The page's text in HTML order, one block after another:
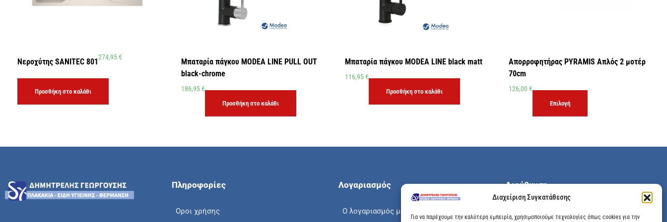
Διαχείριση Συγκατάθεσης
Για να παρέχουμε την καλύτερη εμπειρία, χρησιμοποιούμε τεχνολογίες όπως cookies για την
Νεροχύτης SANITEC 801274,95€
Προσθήκη στο καλάθι
Μπαταρία πάγκου MODEA LINE PULL OUT
black-chrome
186,95€
Προσθήκη στο καλάθι
Μπαταρία πάγκου MODEA LINE black matt
116,95€
Προσθήκη στο καλάθι
Απορροφητήρας PYRAMIS Απλός 2 μοτέρ
70cm
126,00 €
Επιλογή
Πληροφορίες
Οροι χρήσης
Λογαριασμός
Ο λογαριασμός μου
Διεύθυνση
Μεγάλης Χώρας 89, Αγρίνιο, Τ.Κ: 30100